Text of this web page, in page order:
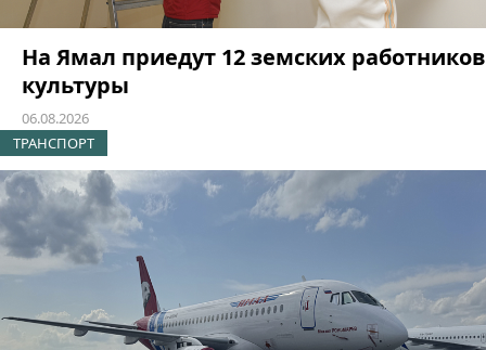
На Ямал приедут 12 земских работников
культуры
06.08.2026
ТРАНСПОРТ